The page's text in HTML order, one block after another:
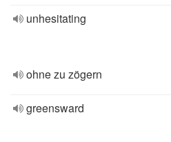
unhesitating
ohne zu zögern
greensward